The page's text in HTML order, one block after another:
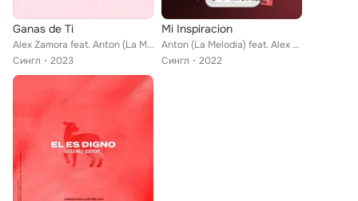
Ganas de Ti
Alex Zamora feat. Anton (La Melodia)
Сингл
2023
Mi Inspiracion
Anton (La Melodia) feat. Alex Zamora
Сингл
2022